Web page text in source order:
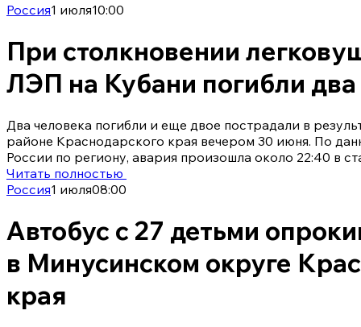
Россия1 июля10:00
При столкновении
ЛЭП на Кубани погибли
Два человека погибли и еще двое пострадали в
районе Краснодарского края вечером 30 июня. По
России по региону, авария произошла около 22:40 в
Читать полностью
Россия1 июля08:00
Автобус с 27 детьми
в Минусинском округе
края